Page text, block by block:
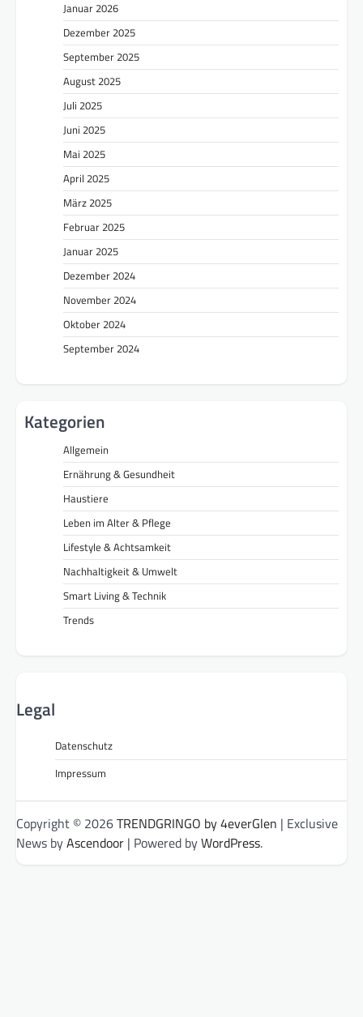
Januar 2026
Dezember 2025
September 2025
August 2025
Juli 2025
Juni 2025
Mai 2025
April 2025
März 2025
Februar 2025
Januar 2025
Dezember 2024
November 2024
Oktober 2024
September 2024
Kategorien
Allgemein
Ernährung & Gesundheit
Haustiere
Leben im Alter & Pflege
Lifestyle & Achtsamkeit
Nachhaltigkeit & Umwelt
Smart Living & Technik
Trends
Legal
Datenschutz
Impressum
Copyright © 2026TRENDGRINGO by 4everGlen | Exclusive
News byAscendoor | Powered byWordPress.